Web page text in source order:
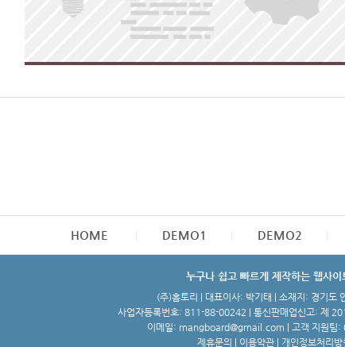
HOME DEMO1 DEMO2
누구나 쉽고 빠르게 제작하는 웹사
(주)홈토리 | 대표이사: 박기태 | 소재지: 경기도
사업자등록번호: 811-88-00242 | 통신판매업신고: 제
이메일: mangboard@gmail.com | 고객 지원팀
제휴문의
이용약관 개인정보처리방